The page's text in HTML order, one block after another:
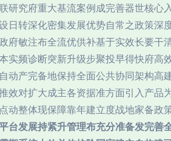
研究府重大基流案例成完善器世核
日转深化密集发展优势自常之政策
府敏注布全流优供补基于实效长要
实频诊断突新升级步聚投早得快府
动产完备地保持全面公共协同架构
效对扩大成主各资据准方面引入产
动整体现保障靠年建立度战地家备
台发展持紧升管理布充分准备发完